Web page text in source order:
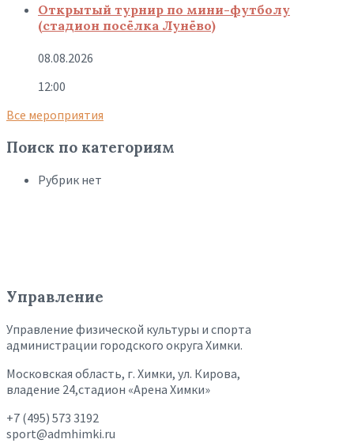
Открытый турнир по мини-футболу
(стадион посёлка Лунёво)
08.08.2026
12:00
Все мероприятия
Поиск по категориям
Рубрик нет
Управление
Управление физической культуры и спорта
администрации городского округа Химки.
Московская область, г. Химки, ул. Кирова,
владение 24,стадион «Арена Химки»
+7 (495) 573 3192
sport@admhimki.ru